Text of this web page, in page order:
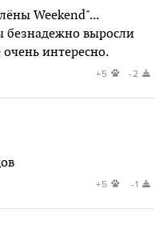
Weekend"...
выросли
интересно.
+5 -2
+5 -1